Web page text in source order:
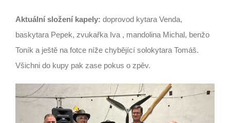
Aktuální složení kapely: doprovod kytara Venda,
baskytara Pepek, zvukařka Iva , mandolina Michal, benžo
Toník a ještě na fotce níže chybějící solokytara Tomáš.
Všichni do kupy pak zase pokus o zpěv.